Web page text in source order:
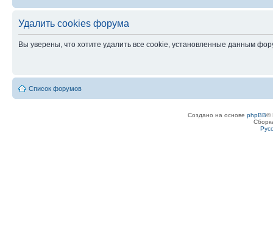
Удалить cookies форума
Вы уверены, что хотите удалить все cookie, установленные данным
Список форумов
Создано на основе phpBB®